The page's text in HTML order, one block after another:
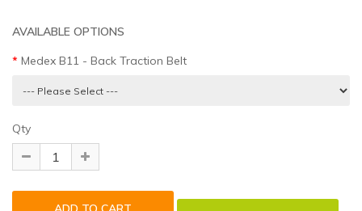
AVAILABLE OPTIONS
Medex B11 - Back Traction Belt
Qty